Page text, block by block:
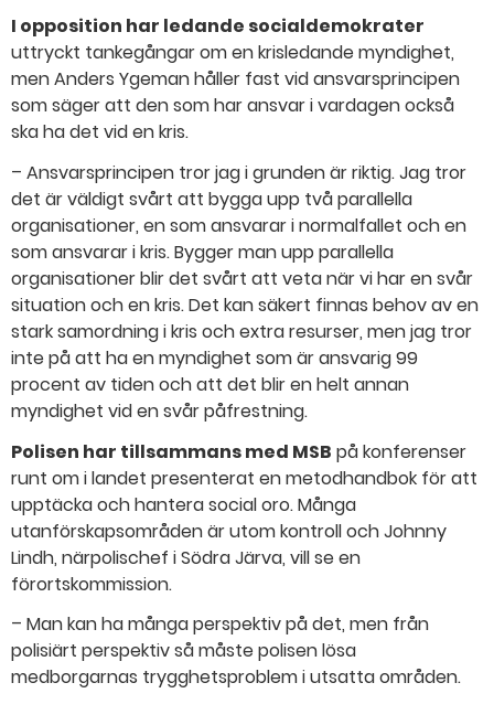
I opposition har ledande socialdemokrater
uttryckt tankegångar om en krisledande myndighet,
men Anders Ygeman håller fast vid ansvarsprincipen
som säger att den som har ansvar i vardagen också
ska ha det vid en kris.
– Ansvarsprincipen tror jag i grunden är riktig. Jag tror
det är väldigt svårt att bygga upp två parallella
organisationer, en som ansvarar i normalfallet och en
som ansvarar i kris. Bygger man upp parallella
organisationer blir det svårt att veta när vi har en svår
situation och en kris. Det kan säkert finnas behov av en
stark samordning i kris och extra resurser, men jag tror
inte på att ha en myndighet som är ansvarig 99
procent av tiden och att det blir en helt annan
myndighet vid en svår påfrestning.
Polisen har tillsammans med MSB på konferenser
runt om i landet presenterat en metodhandbok för att
upptäcka och hantera social oro. Många
utanförskapsområden är utom kontroll och Johnny
Lindh, närpolischef i Södra Järva, vill se en
förortskommission.
– Man kan ha många perspektiv på det, men från
polisiärt perspektiv så måste polisen lösa
medborgarnas trygghetsproblem i utsatta områden.